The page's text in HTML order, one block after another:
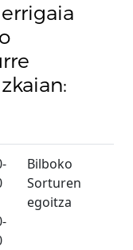
Bilboko
Sorturen
egoitza